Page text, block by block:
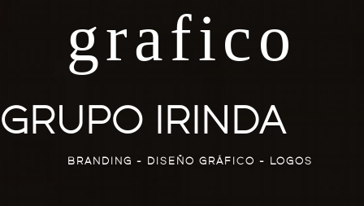
grafico
GRUPO IRINDA
BRANDING - DISEÑO GRÁFICO - LOGOS